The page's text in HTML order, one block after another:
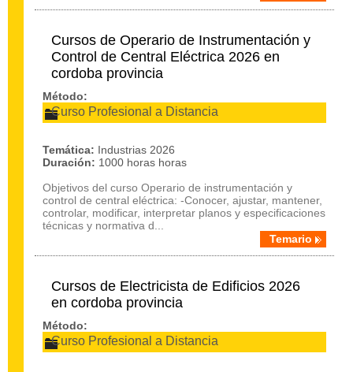
Cursos de Operario de Instrumentación y
Control de Central Eléctrica 2026 en
cordoba provincia
Método:
Curso Profesional a Distancia
Temática: Industrias 2026
Duración: 1000 horas horas
Objetivos del curso Operario de instrumentación y
control de central eléctrica: -Conocer, ajustar, mantener,
controlar, modificar, interpretar planos y especificaciones
técnicas y normativa d...
Temario
Cursos de Electricista de Edificios 2026
en cordoba provincia
Método:
Curso Profesional a Distancia